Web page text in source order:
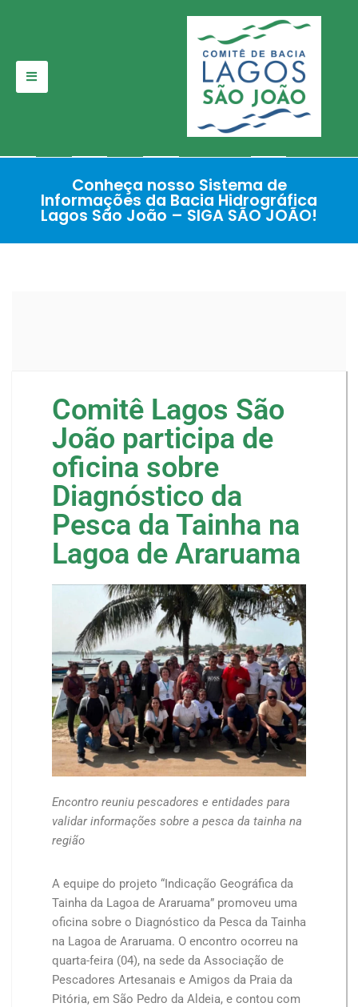
para
Conheça nosso Sistema de
Informações da Bacia Hidrográfica
Lagos São João – SIGA SÃO JOÃO!
Comitê Lagos São
João participa de
oficina sobre
Diagnóstico da
Pesca da Tainha na
Lagoa de Araruama
Encontro reuniu pescadores e entidades para
validar informações sobre a pesca da tainha na
região
A equipe do projeto “Indicação Geográfica da
Tainha da Lagoa de Araruama” promoveu uma
oficina sobre o Diagnóstico da Pesca da Tainha
na Lagoa de Araruama. O encontro ocorreu na
quarta-feira (04), na sede da Associação de
Pescadores Artesanais e Amigos da Praia da
Pitória, em São Pedro da Aldeia, e contou com